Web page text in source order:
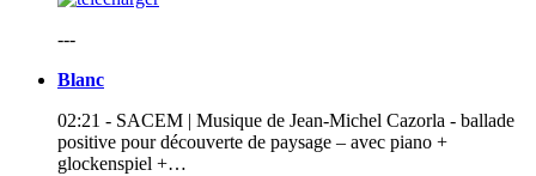
---
Blanc
02:21 - SACEM | Musique de Jean-Michel Cazorla - ballade
positive pour découverte de paysage – avec piano +
glockenspiel +…